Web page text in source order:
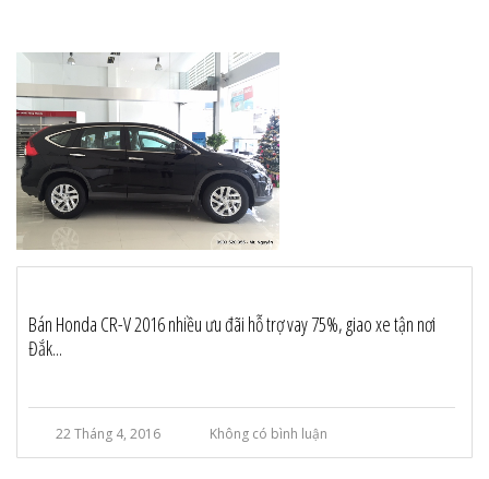
Bán Honda CR-V 2016 nhiều ưu đãi hỗ trợ vay 75%, giao xe tận nơi
Đắk...
22 Tháng 4, 2016 Không có bình luận